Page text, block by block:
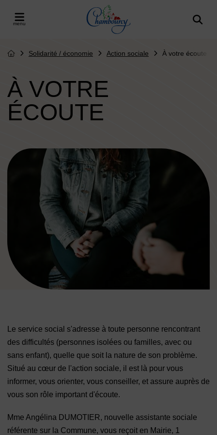
Retour à l'accueil
le menu
Page d'accueil du site
Solidarité / économie Action sociale À votre écoute
À VOTRE
ÉCOUTE
Le service social s'adresse à toute personne rencontrant
des difficultés (personnes isolées ou familles, avec ou
sans enfant), quelle que soit la nature de son problème.
Situé au cœur de l'action sociale, il est là pour vous
informer, vous orienter, vous conseiller, et assure auprès de
vous son rôle important d'écoute.
Mme Angélina DUMOTIER, nouvelle assistante sociale
référente sur la Commune, vous reçoit en Mairie, 1